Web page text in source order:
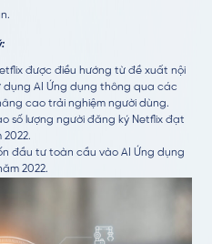
được điều hướng từ đề xuất nội
dụng AI Ứng dụng thông qua các
cao trải nghiệm người dùng.
số lượng người đăng ký Netflix đạt
2022.
đầu tư toàn cầu vào AI Ứng dụng
2022.